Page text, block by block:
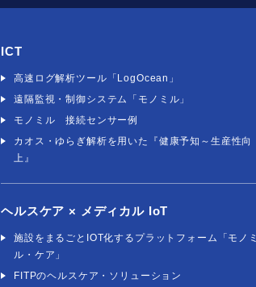
ICT
高速ログ解析ツール「LogOcean」
遠隔監視・制御システム「モノミル」
モノミル 接続センサー例
カオス・ゆらぎ解析を用いた『健康予知～生産性向
上』
ヘルスケア × メディカル IoT
施設をまるごとIOT化するプラットフォーム「モノミ
ル・ケア」
FITPのヘルスケア・ソリューション